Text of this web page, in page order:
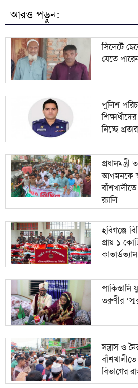
ভারতীয় পণ্য ও কাভার্ডভ্যান জব্দ
৯ পাকিস্তানি যুবক ও বাংলাদেশি
১০ সন্ত্রাস ও নৈরাজ্য প্রতিরোধে
ইসলামী যুব বিভাগের রাজপথে
আরও পড়ুন:
সিলেটে
যেতে
পুলিশ
নিচ্ছে
আগমনকে
র‍্যালি
হবিগঞ্জে
প্রায় ১
তরুণীর
সন্ত্রাস ও
বিভাগের